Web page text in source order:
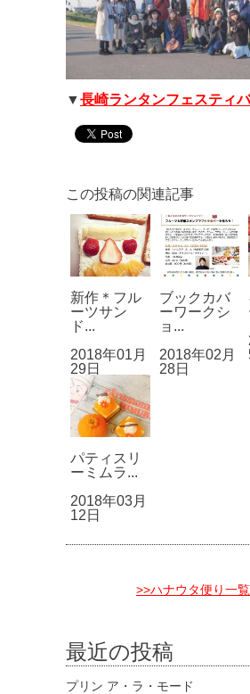
▼長崎ランタンフェスティ
この投稿の関連記事
新作＊フル
ーツサン
ド...
2018年01月
29日
ブックカバ
ーワークシ
ョ...
2018年02月
28日
パティスリ
ーミムラ...
2018年03月
12日
>>ハナウタ便り一
最近の投稿
プリン ア・ラ・モード